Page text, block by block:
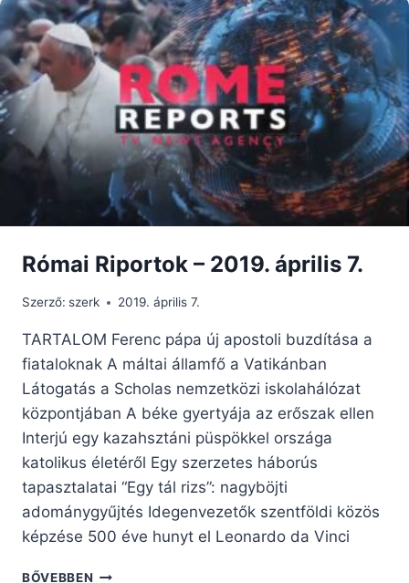
Római Riportok – 2019. április 7.
Szerző: szerk 2019. április 7.
TARTALOM Ferenc pápa új apostoli buzdítása a
fiataloknak A máltai államfő a Vatikánban
Látogatás a Scholas nemzetközi iskolahálózat
központjában A béke gyertyája az erőszak ellen
Interjú egy kazahsztáni püspökkel országa
katolikus életéről Egy szerzetes háborús
tapasztalatai “Egy tál rizs”: nagyböjti
adománygyűjtés Idegenvezetők szentföldi közös
képzése 500 éve hunyt el Leonardo da Vinci
BŐVEBBEN RÓMAI